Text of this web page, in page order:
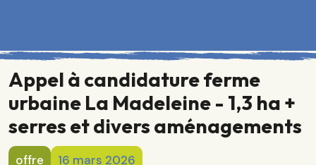
Appel à candidature ferme
urbaine La Madeleine - 1,3 ha +
serres et divers aménagements
offre 16 mars 2026